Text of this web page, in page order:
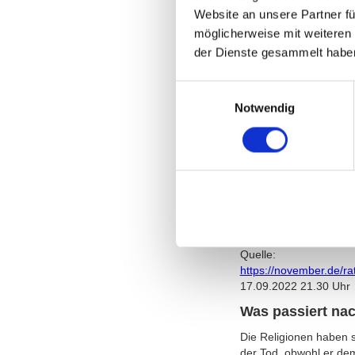
Website an unsere Partner
möglicherweise mit
der Dienste gesammelt
Notwendig
17.09.2022 21.30 Uhr
Tut Sterben
Auf diese Frage eine
Krebskranke, die
Woran merke/
Anzeichen für den
Wangen ein. Die
Quelle:
https://november.de/
17.09.2022 21.30 Uhr
Was passiert
Die Religionen haben